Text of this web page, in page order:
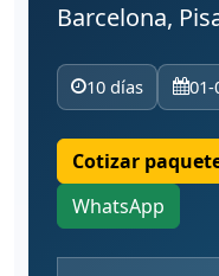
Barcelona,
10 días 01-
Cotizar
WhatsApp